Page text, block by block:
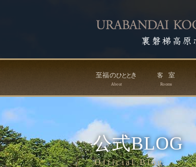
公式BLOG
Official Blog
至福のひととき
About
客室
Rooms